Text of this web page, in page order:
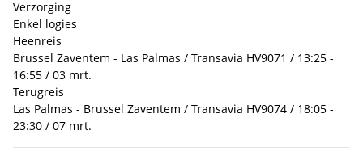
Verzorging
Enkel logies
Heenreis
Brussel Zaventem - Las Palmas / Transavia HV9071 / 13:25 -
16:55 / 03 mrt.
Terugreis
Las Palmas - Brussel Zaventem / Transavia HV9074 / 18:05 -
23:30 / 07 mrt.